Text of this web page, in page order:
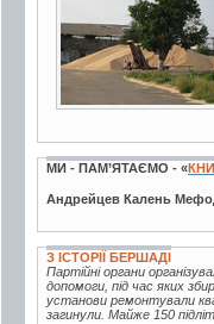
МИ - ПАМ’ЯТАЄМО - «
Андрейцев Калень
З ІСТОРІЇ БЕРШАДІ
Партійні органи
допомоги, під час яких
установи ремонтували
загинули. Майже 150